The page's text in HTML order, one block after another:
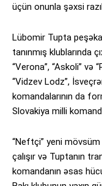
üçün onunla şəxsi
Lübomir Tupta
tanınmış klublarında
“Verona”, “Askoli” və
“Vidzev Lodz”,
komandalarının da
Slovakiya milli
“Neftçi” yeni
çalışır və Tuptanın
komandanın əsas